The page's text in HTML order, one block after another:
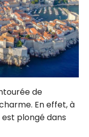
de
En effet, à
est plongé dans